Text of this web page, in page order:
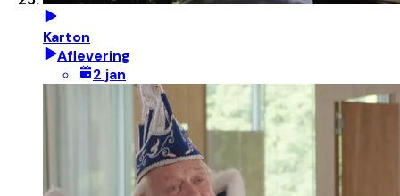
Karton
Aflevering
2 jan